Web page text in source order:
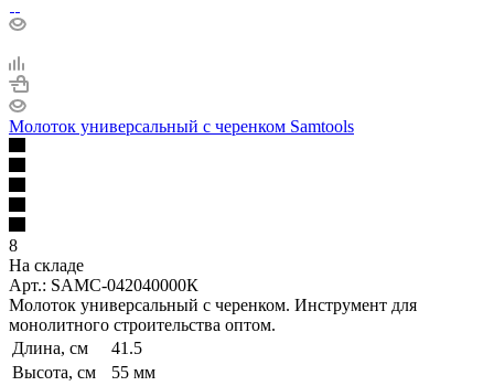
Молоток универсальный с черенком Samtools
8
На складе
Арт.: SAMC-042040000К
Молоток универсальный с черенком. Инструмент для
монолитного строительства оптом.
Длина, см
41.5
Высота, см
55 мм